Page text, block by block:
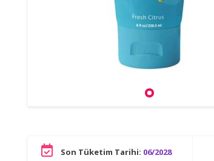
Son Tüketim Tarihi: 06/2028